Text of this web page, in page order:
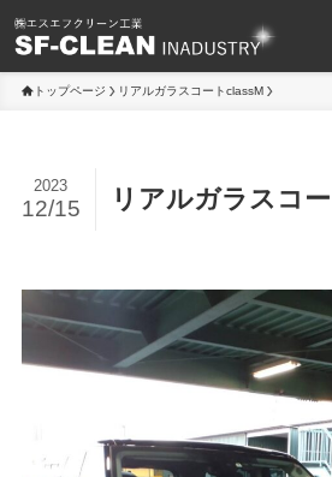
トップページ リアルガラスコートclassM
リアルガラスコ
2023
12/15